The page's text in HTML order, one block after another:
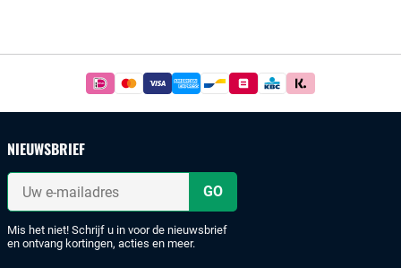
Betaal
simpel
iDeal
of
bankoverschrijving.
NIEUWSBRIEF
Uw
mailadres
Mis het niet! Schrijf u in voor de nieuwsbrief
en ontvang kortingen, acties en meer.